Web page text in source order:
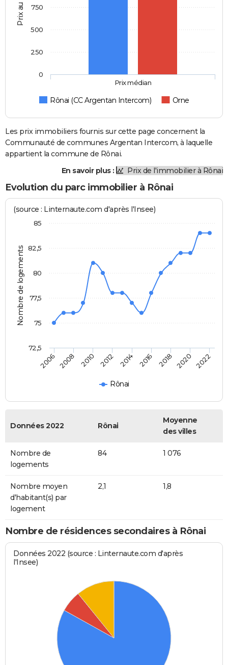
Rônai (CC Argentan Intercom) Orne
Prix médian
0
250
500
750
Les prix immobiliers fournis sur cette page concernent la
Communauté de communes Argentan Intercom, à laquelle
appartient la commune de Rônai.
En savoir plus :
Prix de l'immobilier à Rônai
Evolution du parc immobilier à Rônai
Nombre de logements
(source : Linternaute.com d'après l'Insee)
Rônai
2006 2008 2010 2012 2014 2016 2018 2020 2022
72,5
75
77,5
80
82,5
85
Données 2022 Rônai
Moyenne
des villes
Nombre de
logements
84 1 076
Nombre moyen
d'habitant(s) par
logement
2,1 1,8
Nombre de résidences secondaires à Rônai
Données 2022 (source : Linternaute.com d'après
l'Insee)